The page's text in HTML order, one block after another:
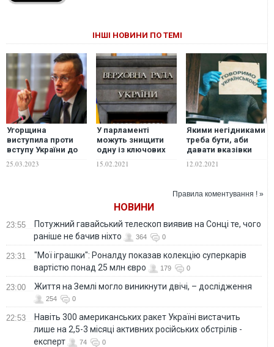
ІНШІ НОВИНИ ПО ТЕМІ
Угорщина
виступила проти
вступу України до
закон про освіту
25.03.2023
У парламенті
можуть знищити
одну із ключових
закону – В'ятрович
15.02.2021
Якими негідниками
треба бути, аби
давати вказівки
що дієво захищає
12.02.2021
Правила коментування ! »
НОВИНИ
23:55
Потужний гавайський телескоп виявив на Сонці те, чого
раніше не бачив ніхто
364 0
23:31
"Мої іграшки": Роналду показав колекцію суперкарів
вартістю понад 25 млн євро
179 0
23:00 Життя на Землі могло виникнути двічі, – дослідження
254 0
22:53
Навіть 300 американських ракет Україні вистачить
лише на 2,5-3 місяці активних російських обстрілів -
експерт
74 0